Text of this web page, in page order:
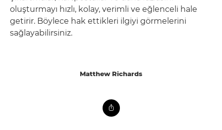
oluşturmayı hızlı, kolay, verimli ve eğlenceli hale
getirir. Böylece hak ettikleri ilgiyi görmelerini
sağlayabilirsiniz.
Matthew Richards